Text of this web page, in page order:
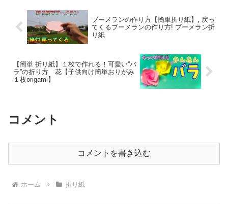
ブーメランの作り方【簡単折り紙】, 戻っ
てくるブーメランの作り方! ブーメラン折
り紙
【簡単 折り紙】１枚で作れる！可愛い“バ
ラ”の折り方 花【子供向け簡単おりがみ
１枚origami】
コメント
コメントを書き込む
ホーム 折り紙